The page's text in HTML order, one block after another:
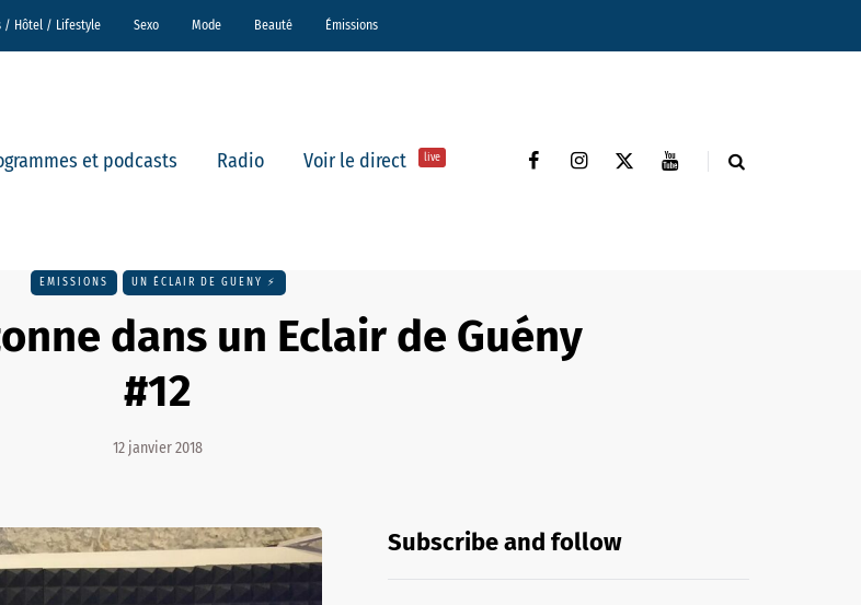
/ Hôtel / Lifestyle Sexo Mode Beauté Émissions
et podcasts Radio Voir le direct live
EMISSIONS UN ÉCLAIR DE GUENY ⚡️
dans un Eclair de Guény
#12
12 janvier 2018
Subscribe and follow